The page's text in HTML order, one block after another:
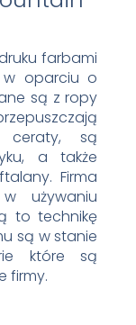
farbami
w oparciu o
są z ropy
ceraty, są
a także
Firma
używaniu
to technikę
są w stanie
które są
firmy.